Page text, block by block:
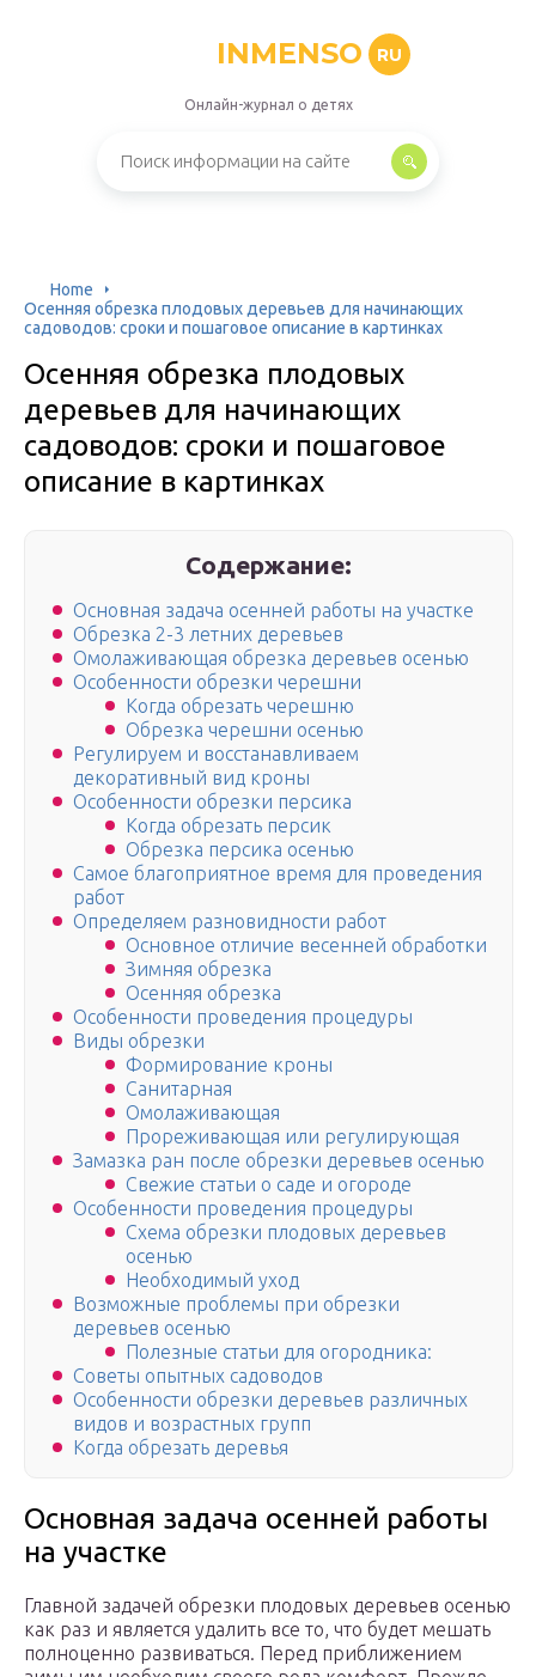
INMENSO RU
Онлайн-журнал о детях
Home
Осенняя обрезка плодовых деревьев для начинающих
садоводов: сроки и пошаговое описание в картинках
Осенняя обрезка плодовых
деревьев для начинающих
садоводов: сроки и пошаговое
описание в картинках
Содержание:
Основная задача осенней работы на участке
Обрезка 2-3 летних деревьев
Омолаживающая обрезка деревьев осенью
Особенности обрезки черешни
Когда обрезать черешню
Обрезка черешни осенью
Регулируем и восстанавливаем
декоративный вид кроны
Особенности обрезки персика
Когда обрезать персик
Обрезка персика осенью
Самое благоприятное время для проведения
работ
Определяем разновидности работ
Основное отличие весенней обработки
Зимняя обрезка
Осенняя обрезка
Особенности проведения процедуры
Виды обрезки
Формирование кроны
Санитарная
Омолаживающая
Прореживающая или регулирующая
Замазка ран после обрезки деревьев осенью
Свежие статьи о саде и огороде
Особенности проведения процедуры
Схема обрезки плодовых деревьев
осенью
Необходимый уход
Возможные проблемы при обрезки
деревьев осенью
Полезные статьи для огородника:
Советы опытных садоводов
Особенности обрезки деревьев различных
видов и возрастных групп
Когда обрезать деревья
Основная задача осенней работы
на участке
Главной задачей обрезки плодовых деревьев осенью
как раз и является удалить все то, что будет мешать
полноценно развиваться. Перед приближением